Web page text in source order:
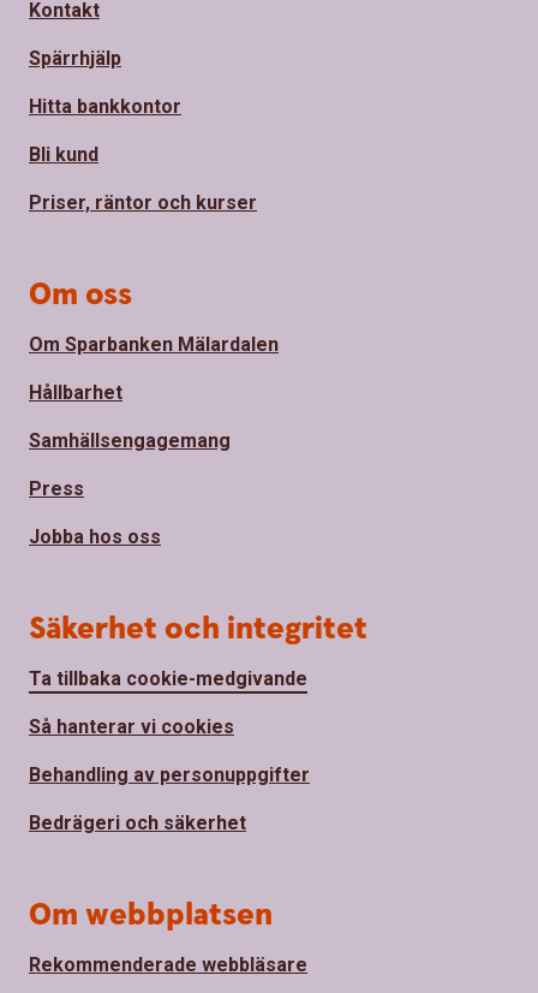
Kontakt
Spärrhjälp
Hitta bankkontor
Bli kund
Priser, räntor och kurser
Om oss
Om Sparbanken Mälardalen
Hållbarhet
Samhällsengagemang
Press
Jobba hos oss
Säkerhet och integritet
Ta tillbaka cookie-medgivande
Så hanterar vi cookies
Behandling av personuppgifter
Bedrägeri och säkerhet
Om webbplatsen
Rekommenderade webbläsare